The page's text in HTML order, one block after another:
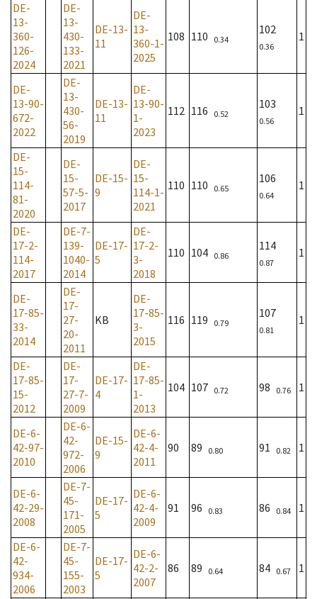
DE-
13-
360-
126-
2024
DE-
13-
430-
133-
2021
DE-13-
11
DE-
13-
360-1-
2025
108 110 0.34
102
0.36
1
DE-
13-90-
672-
2022
DE-
13-
430-
56-
2019
DE-13-
11
DE-
13-90-
1-
2023
112 116 0.52
103
0.56
1
DE-
15-
114-
81-
2020
DE-
15-
57-5-
2017
DE-15-
9
DE-
15-
114-1-
2021
110 110 0.65
106
0.64
1
DE-
17-2-
114-
2017
DE-7-
139-
1040-
2014
DE-17-
5
DE-
17-2-
3-
2018
110 104 0.86
114
0.87
1
DE-
17-85-
33-
2014
DE-
17-
27-
20-
2011
KB
DE-
17-85-
3-
2015
116 119 0.79
107
0.81
1
DE-
17-85-
15-
2012
DE-
17-
27-7-
2009
DE-17-
4
DE-
17-85-
1-
2013
104 107 0.72 98 0.76 1
DE-6-
42-97-
2010
DE-6-
42-
972-
2006
DE-15-
9
DE-6-
42-4-
2011
90 89 0.80 91 0.82 1
DE-6-
42-29-
2008
DE-7-
45-
171-
2005
DE-17-
5
DE-6-
42-4-
2009
91 96 0.83 86 0.84 1
DE-6-
42-
934-
2006
DE-7-
45-
155-
2003
DE-17-
5
DE-6-
42-2-
2007
86 89 0.64 84 0.67 1